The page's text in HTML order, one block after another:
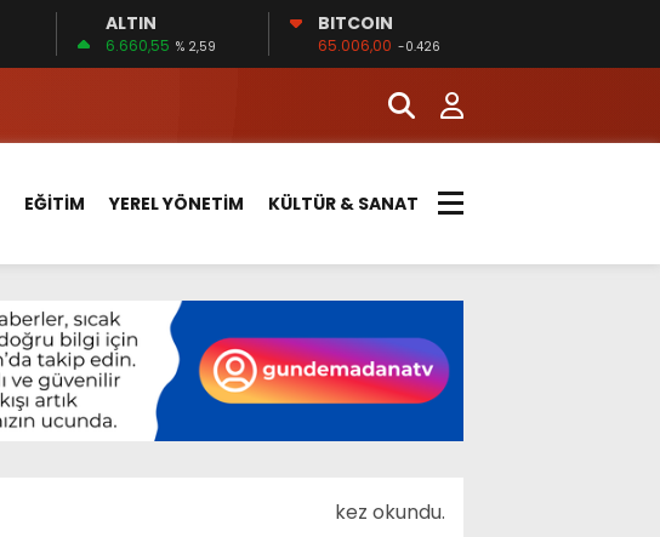
ALTIN
6.660,55 % 2,59
BITCOIN
65.006,00 -0.426
EĞİTİM YEREL YÖNETİM KÜLTÜR & SANAT
kez okundu.